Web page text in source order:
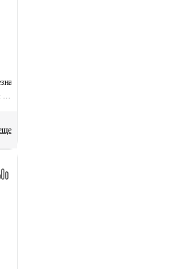
с 3D-регулировкой